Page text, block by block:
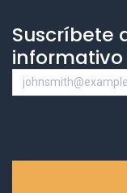
Suscríbete
informativo